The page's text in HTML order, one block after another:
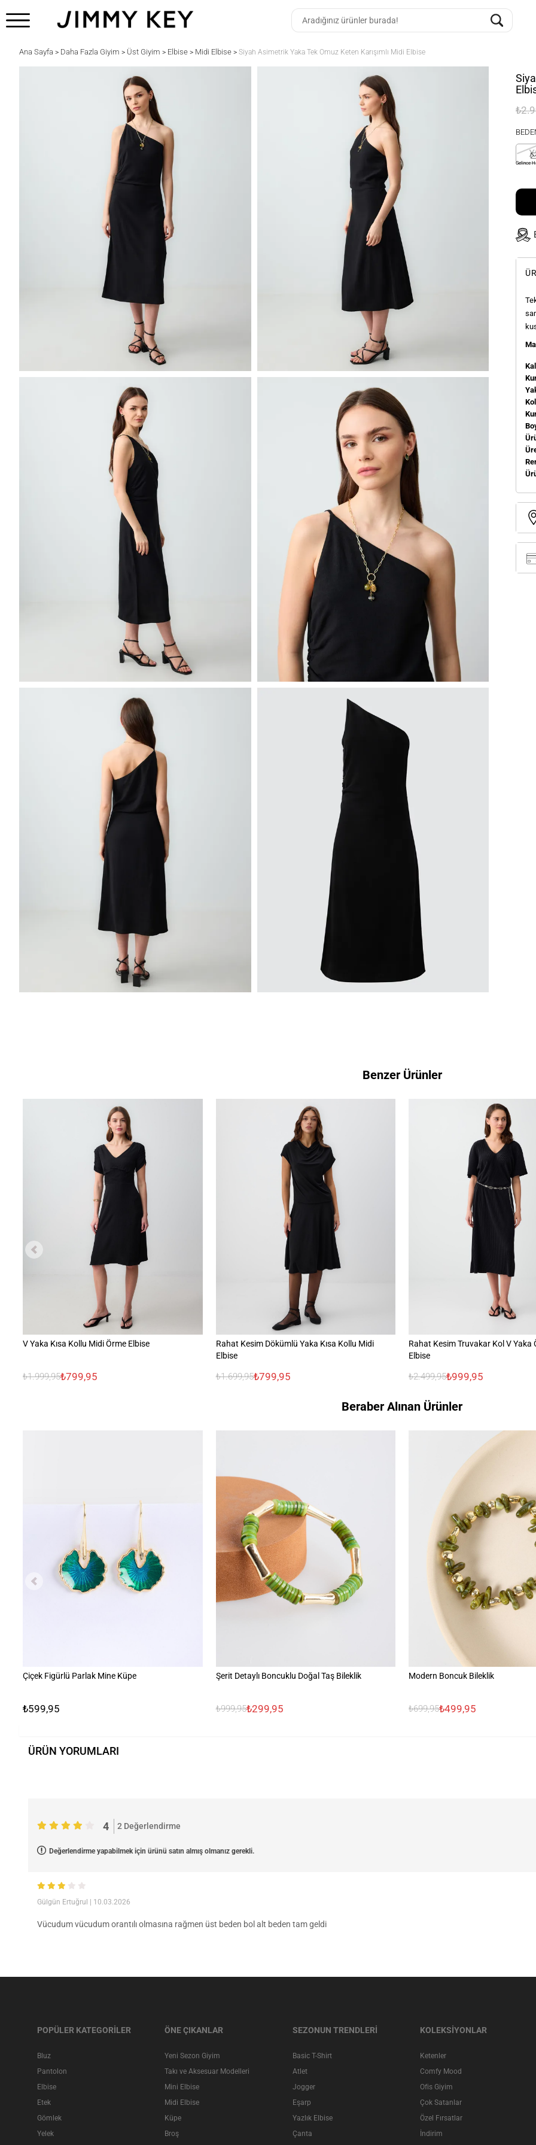
Ana Sayfa > Daha Fazla Giyim > Üst Giyim > Elbise > Midi Elbise > Siyah Asimetrik Yaka Tek Omuz Keten Karışımlı Midi Elbise
Gelince
Benzer Ürünler
V Yaka Kısa Kollu Midi Örme Elbise
₺1.999,95₺799,95
Rahat Kesim Dökümlü Yaka Kısa Kollu Midi
Elbise
₺1.699,95₺799,95
Rahat Kesim Truvakar Kol V Yaka
Elbise
₺2.499,95₺999,95
Beraber Alınan Ürünler
Çiçek Figürlü Parlak Mine Küpe
₺599,95
Şerit Detaylı Boncuklu Doğal Taş Bileklik
₺999,95₺299,95
Modern Boncuk Bileklik
₺699,95₺499,95
ÜRÜN YORUMLARI
4 2 Değerlendirme
Değerlendirme yapabilmek için ürünü satın almış olmanız gerekli.
Gülgün Ertuğrul | 10.03.2026
Vücudum vücudum orantılı olmasına rağmen üst beden bol alt beden tam geldi
POPÜLER KATEGORİLER
Bluz
Pantolon
Elbise
Etek
Gömlek
Yelek
ÖNE ÇIKANLAR
Yeni Sezon Giyim
Takı ve Aksesuar Modelleri
Mini Elbise
Midi Elbise
Küpe
Broş
SEZONUN TRENDLERİ
Basic T-Shirt
Atlet
Jogger
Eşarp
Yazlık Elbise
Çanta
KOLEKSİYONLAR
Ketenler
Comfy Mood
Ofis Giyim
Çok Satanlar
Özel Fırsatlar
İndirim